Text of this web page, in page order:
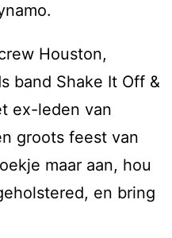
Houston,
band Shake It Off &
ex-leden van
groots feest van
maar aan, hou
en bring